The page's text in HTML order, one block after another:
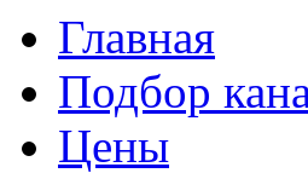
Главная
Подбор
Цены